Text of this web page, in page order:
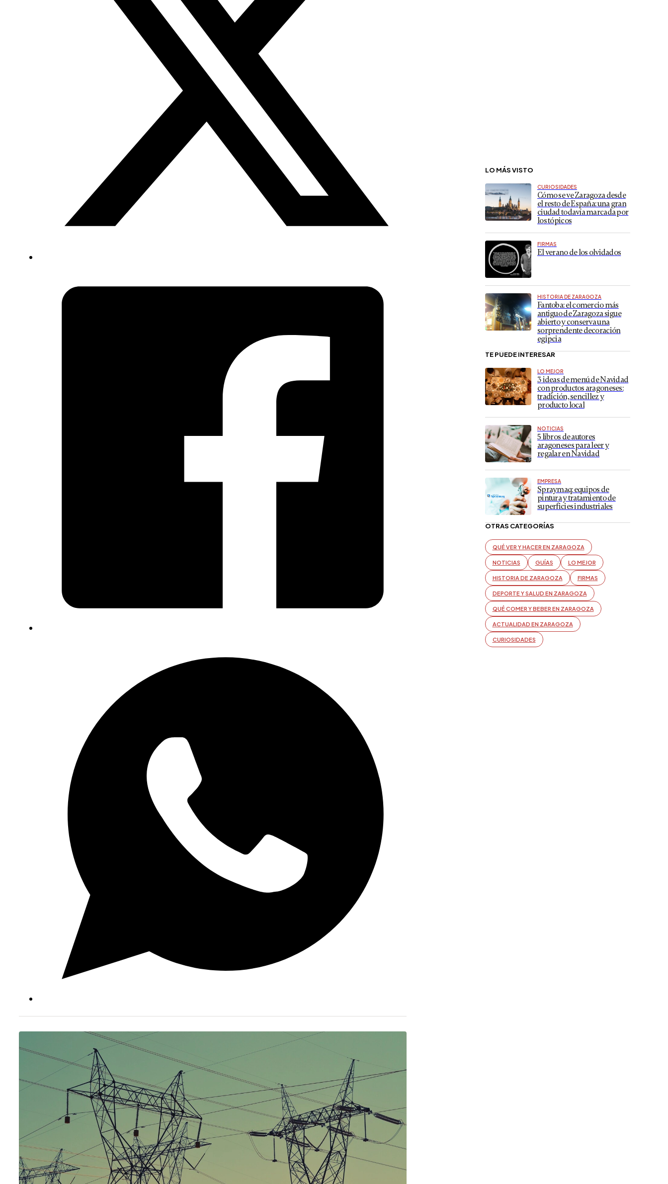
LO MÁS VISTO
CURIOSIDADES
Cómo se ve Zaragoza desde
el resto de España: una gran
ciudad todavía marcada por
los tópicos
FIRMAS
El verano de los olvidados
HISTORIA DE ZARAGOZA
Fantoba: el comercio más
antiguo de Zaragoza sigue
abierto y conserva una
sorprendente decoración
egipcia
TE PUEDE INTERESAR
LO MEJOR
3 ideas de menú de Navidad
con productos aragoneses:
tradición, sencillez y
producto local
NOTICIAS
5 libros de autores
aragoneses para leer y
regalar en Navidad
EMPRESA
Spraymaq: equipos de
pintura y tratamiento de
superficies industriales
OTRAS CATEGORÍAS
QUÉ VER Y HACER EN ZARAGOZA
NOTICIAS GUÍAS LO MEJOR
HISTORIA DE ZARAGOZA FIRMAS
DEPORTE Y SALUD EN ZARAGOZA
QUÉ COMER Y BEBER EN ZARAGOZA
ACTUALIDAD EN ZARAGOZA
CURIOSIDADES